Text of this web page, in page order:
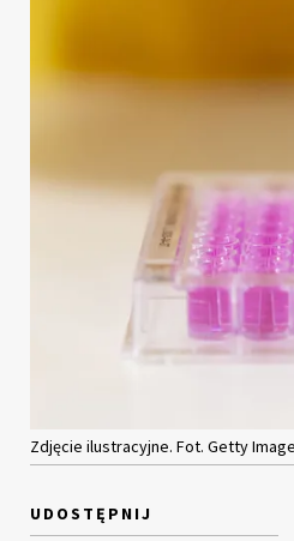
Zdjęcie ilustracyjne. Fot. Getty
UDOSTĘPNIJ